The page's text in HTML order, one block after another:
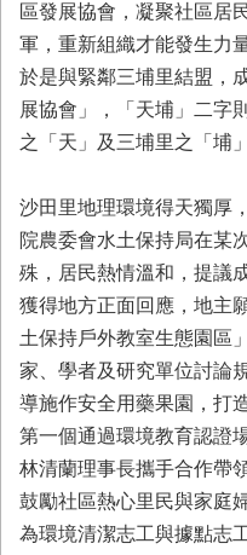
區發展協會，凝聚社區居
軍，重新組織才能發生力
於是與緊鄰三埔里結盟，
展協會」，「天埔」二字
之「天」及三埔里之「埔
沙田里地理環境得天獨厚
院農委會水土保持局在某
殊，居民熱情溫和，提議
獲得地方正面回應，地主
土保持戶外教室生態園區
家、學者及研究單位討論
導施作安全用藥果園，打
第一個通過環境教育認證
林清蘭理事長攜手合作帶
鼓勵社區熱心里民與家庭
為環境清潔志工與據點志